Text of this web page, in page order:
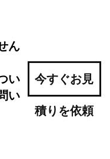
ん
い
い
今すぐお見
積りを依頼